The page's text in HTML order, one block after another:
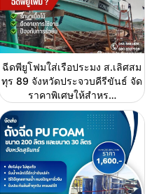
ฉีดพียูโฟมใส่เรือประมง ส.เลิศสม
ทุร 89 จังหวัดประจวบคีรีขันธ์ จัด
ราคาพิเศษให้สำหร…